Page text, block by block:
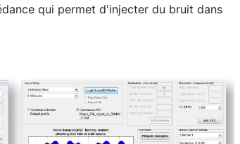
qui permet d'injecter du bruit dans